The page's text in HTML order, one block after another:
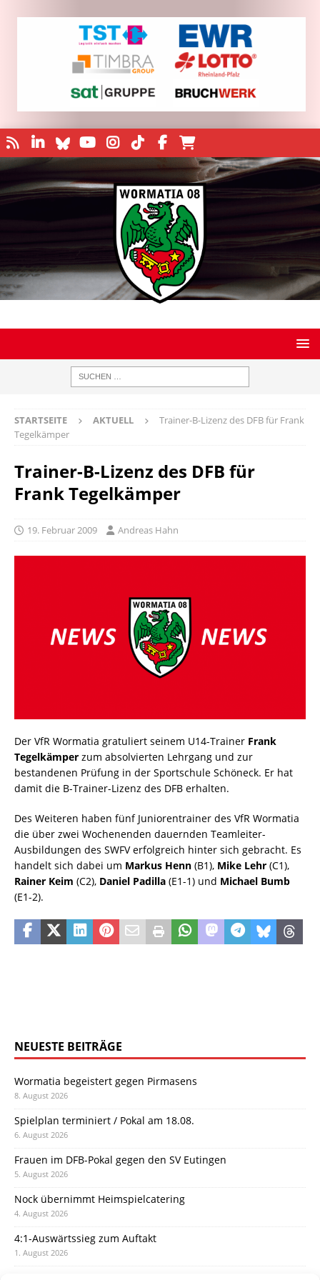
STARTSEITE AKTUELL
Trainer-B-Lizenz des DFB für Frank
Tegelkämper
Trainer-B-Lizenz des DFB für
Frank Tegelkämper
19. Februar 2009 Andreas Hahn
Der VfR Wormatia gratuliert seinem U14-Trainer Frank
Tegelkämper zum absolvierten Lehrgang und zur
bestandenen Prüfung in der Sportschule Schöneck. Er hat
damit die B-Trainer-Lizenz des DFB erhalten.
Des Weiteren haben fünf Juniorentrainer des VfR Wormatia
die über zwei Wochenenden dauernden Teamleiter-
Ausbildungen des SWFV erfolgreich hinter sich gebracht. Es
handelt sich dabei um Markus Henn (B1), Mike Lehr (C1),
Rainer Keim (C2), Daniel Padilla (E1-1) und Michael Bumb
(E1-2).
NEUESTE BEITRÄGE
Wormatia begeistert gegen Pirmasens
8. August 2026
Spielplan terminiert / Pokal am 18.08.
6. August 2026
Frauen im DFB-Pokal gegen den SV Eutingen
5. August 2026
Nock übernimmt Heimspielcatering
4. August 2026
4:1-Auswärtssieg zum Auftakt
1. August 2026